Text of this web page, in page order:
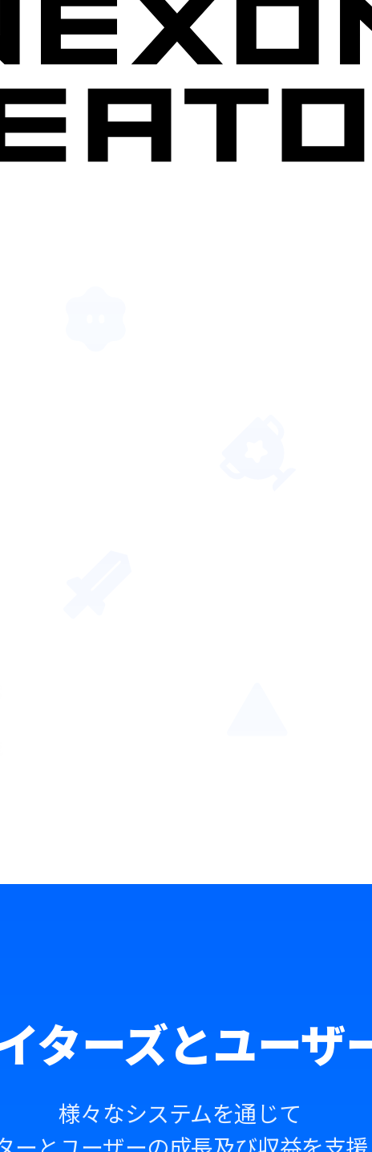
ターズとユーザ
様々なシステムを通じて